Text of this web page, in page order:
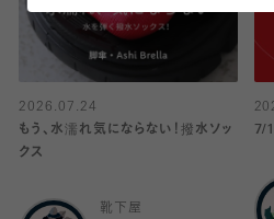
2026.07.24
もう、水濡れ気にならない！撥水ソッ
クス
靴下屋
7/